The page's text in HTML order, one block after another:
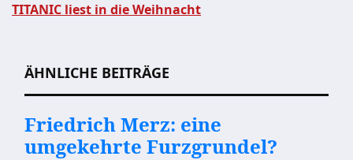
TITANIC liest in die Weihnacht
ÄHNLICHE BEITRÄGE
Friedrich Merz: eine
umgekehrte Furzgrundel?